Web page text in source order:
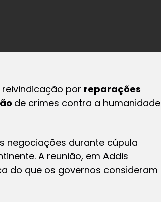
por reparações
de crimes contra a humanidade
negociações durante cúpula
A reunião, em Addis
do que os governos consideram